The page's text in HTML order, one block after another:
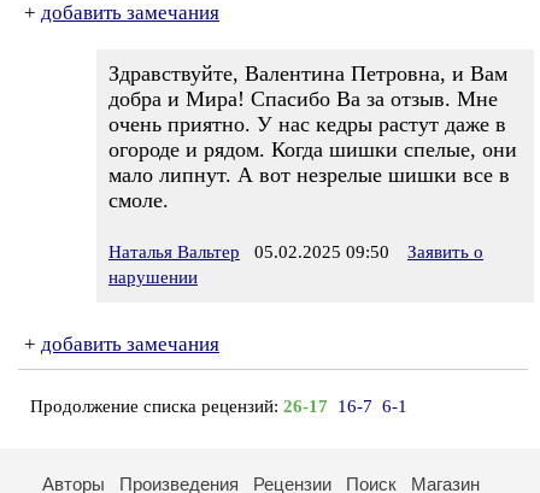
+ добавить замечания
Здравствуйте, Валентина Петровна, и Вам
добра и Мира! Спасибо Ва за отзыв. Мне
очень приятно. У нас кедры растут даже в
огороде и рядом. Когда шишки спелые, они
мало липнут. А вот незрелые шишки все в
смоле.
Наталья Вальтер 05.02.2025 09:50
Заявить о
нарушении
+ добавить замечания
Продолжение списка рецензий: 26-17 16-7 6-1
Авторы Произведения Рецензии Поиск
Магазин